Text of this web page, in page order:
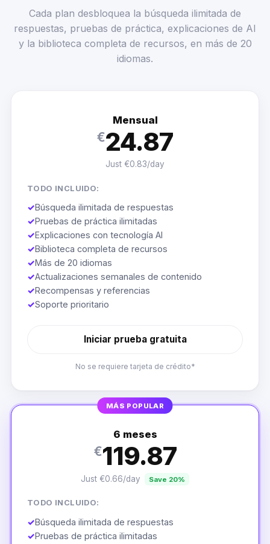
Cada plan desbloquea la búsqueda ilimitada de
respuestas, pruebas de práctica, explicaciones de AI
y la biblioteca completa de recursos, en más de 20
idiomas.
Mensual
€24.87
Just €0.83/day
TODO INCLUIDO:
✓Búsqueda ilimitada de respuestas
✓Pruebas de práctica ilimitadas
✓Explicaciones con tecnología AI
✓Biblioteca completa de recursos
✓Más de 20 idiomas
✓Actualizaciones semanales de contenido
✓Recompensas y referencias
✓Soporte prioritario
Iniciar prueba gratuita
No se requiere tarjeta de crédito*
MÁS POPULAR
6 meses
€119.87
Just €0.66/day Save 20%
TODO INCLUIDO:
✓Búsqueda ilimitada de respuestas
✓Pruebas de práctica ilimitadas